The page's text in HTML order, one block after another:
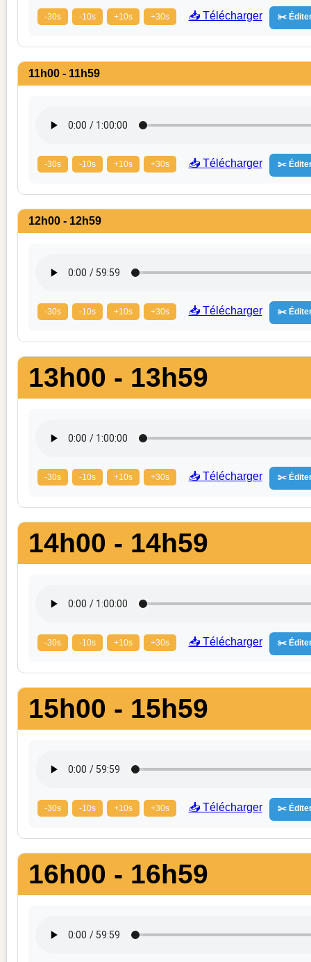
-30s -10s +10s +30s 📥 Télécharger ✂️
11h00 - 11h59
-30s -10s +10s +30s 📥 Télécharger ✂️
12h00 - 12h59
-30s -10s +10s +30s 📥 Télécharger ✂️
13h00 - 13h59
-30s -10s +10s +30s 📥 Télécharger ✂️
14h00 - 14h59
-30s -10s +10s +30s 📥 Télécharger ✂️
15h00 - 15h59
-30s -10s +10s +30s 📥 Télécharger ✂️
16h00 - 16h59